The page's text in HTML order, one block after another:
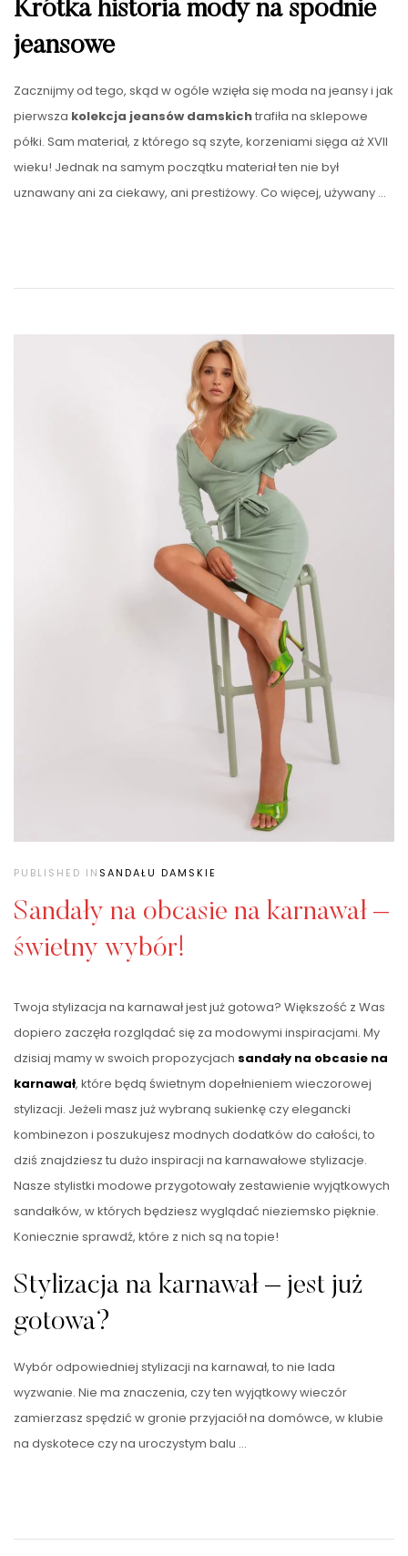
Krótka historia mody na spodnie
jeansowe
Zacznijmy od tego, skąd w ogóle wzięła się moda na jeansy i jak
pierwsza kolekcja jeansów damskichtrafiła na sklepowe
półki. Sam materiał, z którego są szyte, korzeniami sięga aż XVII
wieku! Jednak na samym początku materiał ten nie był
uznawany ani za ciekawy, ani prestiżowy. Co więcej, używany …
PUBLISHED IN SANDAŁU DAMSKIE
Sandały na obcasie na karnawał –
świetny wybór!
Twoja stylizacja na karnawał jest już gotowa? Większość z Was
dopiero zaczęła rozglądać się za modowymi inspiracjami. My
dzisiaj mamy w swoich propozycjach sandały na obcasie na
karnawał, które będą świetnym dopełnieniem wieczorowej
stylizacji. Jeżeli masz już wybraną sukienkę czy elegancki
kombinezon i poszukujesz modnych dodatków do całości, to
dziś znajdziesz tu dużo inspiracji na karnawałowe stylizacje.
Nasze stylistki modowe przygotowały zestawienie wyjątkowych
sandałków, w których będziesz wyglądać nieziemsko pięknie.
Koniecznie sprawdź, które z nich są na topie!
Stylizacja na karnawał – jest już
gotowa?
Wybór odpowiedniej stylizacji na karnawał, to nie lada
wyzwanie. Nie ma znaczenia, czy ten wyjątkowy wieczór
zamierzasz spędzić w gronie przyjaciół na domówce, w klubie
na dyskotece czy na uroczystym balu …